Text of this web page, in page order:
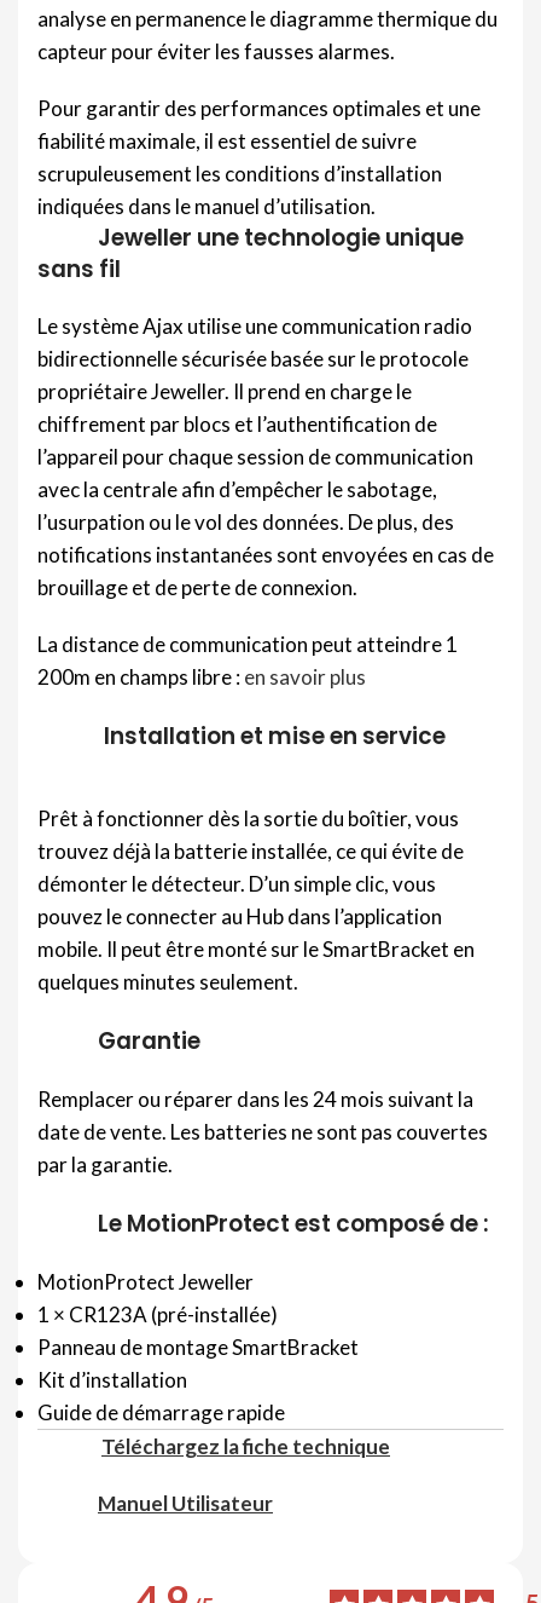
analyse en permanence le diagramme thermique du
capteur pour éviter les fausses alarmes.
Pour garantir des performances optimales et une
fiabilité maximale, il est essentiel de suivre
scrupuleusement les conditions d’installation
indiquées dans le manuel d’utilisation.
Jeweller une technologie unique
sans fil
Le système Ajax utilise une communication radio
bidirectionnelle sécurisée basée sur le protocole
propriétaire Jeweller. Il prend en charge le
chiffrement par blocs et l’authentification de
l’appareil pour chaque session de communication
avec la centrale afin d’empêcher le sabotage,
l’usurpation ou le vol des données. De plus, des
notifications instantanées sont envoyées en cas de
brouillage et de perte de connexion.
La distance de communication peut atteindre 1
200m en champs libre :en savoir plus
Installation et mise en service
Prêt à fonctionner dès la sortie du boîtier, vous
trouvez déjà la batterie installée, ce qui évite de
démonter le détecteur. D’un simple clic, vous
pouvez le connecter au Hub dans l’application
mobile. Il peut être monté sur le SmartBracket en
quelques minutes seulement.
Garantie
Remplacer ou réparer dans les 24 mois suivant la
date de vente. Les batteries ne sont pas couvertes
par la garantie.
Le MotionProtect est composé de :
MotionProtect Jeweller
1 × CR123A (pré-installée)
Panneau de montage SmartBracket
Kit d’installation
Guide de démarrage rapide
Téléchargez la fiche technique
Manuel Utilisateur